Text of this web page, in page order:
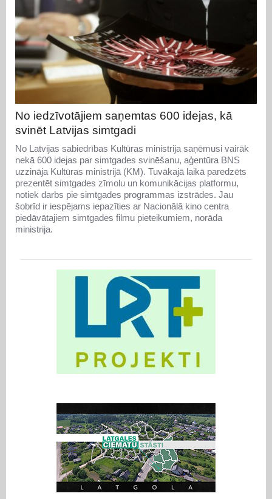
No iedzīvotājiem saņemtas 600 idejas, kā
svinēt Latvijas simtgadi
No Latvijas sabiedrības Kultūras ministrija saņēmusi vairāk
nekā 600 idejas par simtgades svinēšanu, aģentūra BNS
uzzināja Kultūras ministrijā (KM). Tuvākajā laikā paredzēts
prezentēt simtgades zīmolu un komunikācijas platformu,
notiek darbs pie simtgades programmas izstrādes. Jau
šobrīd ir iespējams iepazīties ar Nacionālā kino centra
piedāvātajiem simtgades filmu pieteikumiem, norāda
ministrija.